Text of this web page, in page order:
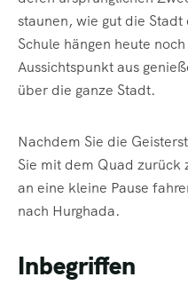
staunen, wie gut die
Schule hängen heute
Aussichtspunkt aus
über die ganze Stadt.
Nachdem Sie die
Sie mit dem Quad zurück
an eine kleine Pause
nach Hurghada.
Inbegriffen